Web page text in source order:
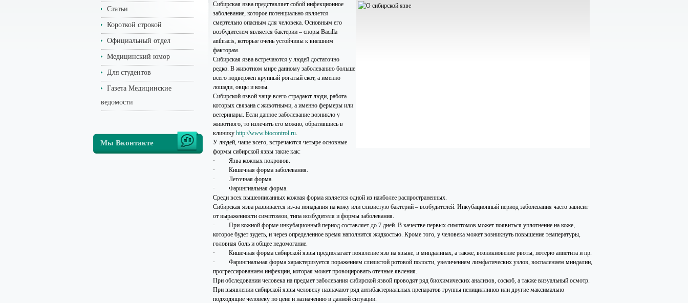
Статьи
Короткой строкой
Официальный отдел
Медицинский юмор
Для студентов
Газета Медицинские
ведомости
Мы Вконтакте
Сибирская язва представляет собой инфекционное
заболевание, которое потенциально является
смертельно опасным для человека. Основным его
возбудителем является бактерии – споры Bacillа
anthracis, которые очень устойчивы к внешним
факторам.
Сибирская язва встречаются у людей достаточно
редко. В животном мире данному заболеванию больше
всего подвержен крупный рогатый скот, а именно
лошади, овцы и козы.
Сибирской язвой чаще всего страдают люди, работа
которых связана с животными, а именно фермеры или
ветеринары. Если данное заболевание возникло у
животного, то излечить его можно, обратившись в
клинику http://www.biocontrol.ru.
У людей, чаще всего, встречаются четыре основные
формы сибирской язвы такие как:
· Язва кожных покровов.
· Кишечная форма заболевания.
· Легочная форма.
· Фарингиальная форма.
Среди всех вышеописанных кожная форма является одной из наиболее распространенных.
Сибирская язва развивается из-за попадания на кожу или слизистую бактерий – возбудителей. Инкубационный период заболевания часто зависит
от выраженности симптомов, типа возбудителя и формы заболевания.
· При кожной форме инкубационный период составляет до 7 дней. В качестве первых симптомов может появиться уплотнение на коже,
которое будет зудеть, и через определенное время наполнится жидкостью. Кроме того, у человека может возникнуть повышение температуры,
головная боль и общее недомогание.
· Кишечная форма сибирской язвы предполагает появление язв на языке, в миндалинах, а также, возникновение рвоты, потерю аппетита и пр.
· Фарингиальная форма характеризуется поражением слизистой ротовой полости, увеличением лимфатических узлов, воспалением миндалин,
прогрессированием инфекции, которая может провоцировать отечные явления.
При обследовании человека на предмет заболевания сибирской язвой проводят ряд биохимических анализов, соскоб, а также визуальный осмотр.
При выявлении сибирской язвы человеку назначают ряд антибактериальных препаратов группы пенициллинов или другие максимально
подходящие человеку по цене и назначению в данной ситуации.